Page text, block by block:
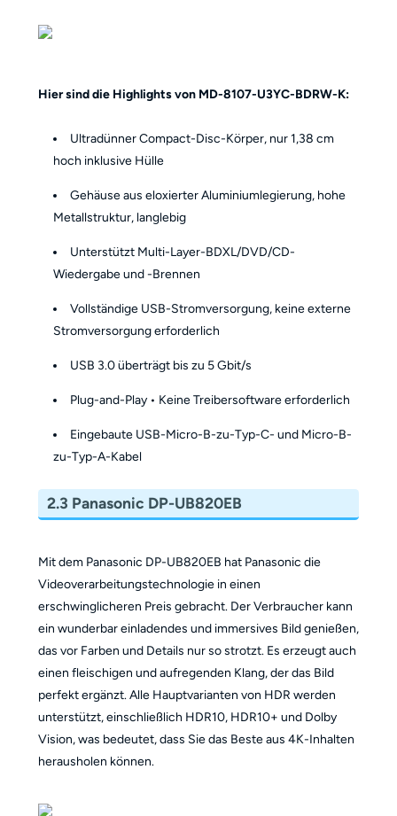
Hier sind die Highlights von MD-8107-U3YC-BDRW-K:
Ultradünner Compact-Disc-Körper, nur 1,38 cm
hoch inklusive Hülle
Gehäuse aus eloxierter Aluminiumlegierung, hohe
Metallstruktur, langlebig
Unterstützt Multi-Layer-BDXL/DVD/CD-
Wiedergabe und -Brennen
Vollständige USB-Stromversorgung, keine externe
Stromversorgung erforderlich
USB 3.0 überträgt bis zu 5 Gbit/s
Plug-and-Play • Keine Treibersoftware erforderlich
Eingebaute USB-Micro-B-zu-Typ-C- und Micro-B-
zu-Typ-A-Kabel
2.3 Panasonic DP-UB820EB
Mit dem Panasonic DP-UB820EB hat Panasonic die
Videoverarbeitungstechnologie in einen
erschwinglicheren Preis gebracht. Der Verbraucher kann
ein wunderbar einladendes und immersives Bild genießen,
das vor Farben und Details nur so strotzt. Es erzeugt auch
einen fleischigen und aufregenden Klang, der das Bild
perfekt ergänzt. Alle Hauptvarianten von HDR werden
unterstützt, einschließlich HDR10, HDR10+ und Dolby
Vision, was bedeutet, dass Sie das Beste aus 4K-Inhalten
herausholen können.